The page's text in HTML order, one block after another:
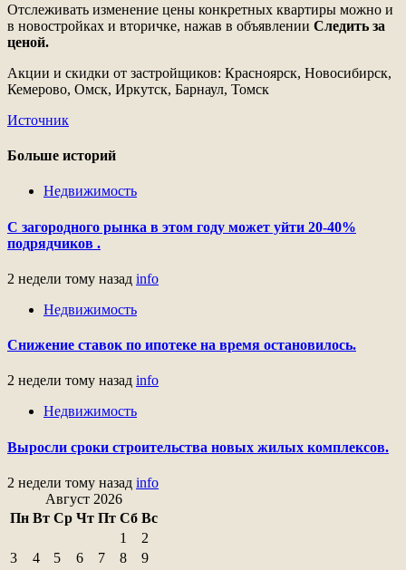
Отслеживать изменение цены конкретных квартиры можно и
в новостройках и вторичке, нажав в объявлении Следить за
ценой.
Акции и скидки от застройщиков: Красноярск, Новосибирск,
Кемерово, Омск, Иркутск, Барнаул, Томск
Источник
Больше историй
Недвижимость
С загородного рынка в этом году может уйти 20-40%
подрядчиков .
2 недели тому назад info
Недвижимость
Снижение ставок по ипотеке на время остановилось.
2 недели тому назад info
Недвижимость
Выросли сроки строительства новых жилых комплексов.
2 недели тому назад info
Август 2026
Пн Вт Ср Чт Пт Сб Вс
1
2
3
4 5 6 7 8 9